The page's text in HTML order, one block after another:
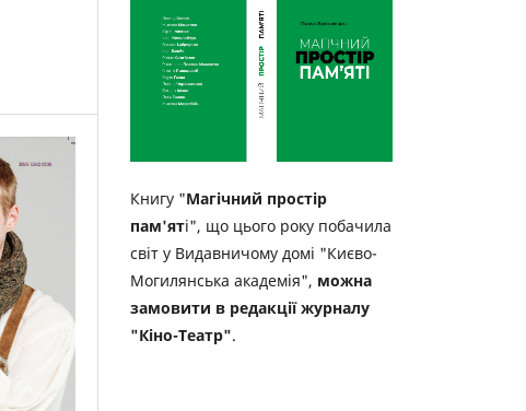
Книгу "Магічний простір
пам'яті", що цього року побачила
світ у Видавничому домі "Києво-
Могилянська академія", можна
замовити в редакції журналу
"Кіно-Театр".